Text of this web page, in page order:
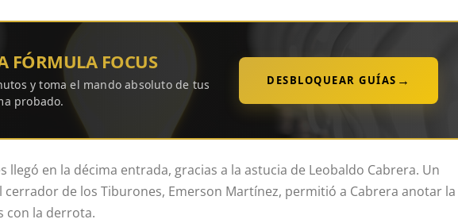
FÓRMULA FOCUS
y toma el mando absoluto de tus
probado.
DESBLOQUEAR GUÍAS →
llegó en la décima entrada, gracias a la astucia de Leobaldo Cabrera. Un
de los Tiburones, Emerson Martínez, permitió a Cabrera anotar la
con la derrota.